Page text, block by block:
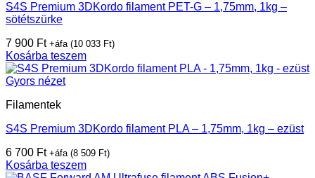
S4S Premium 3DKordo filament PET-G – 1,75mm, 1kg –
sötétszürke
7 900 Ft +áfa (10 033 Ft)
Kosárba teszem
Gyors nézet
Filamentek
S4S Premium 3DKordo filament PLA – 1,75mm, 1kg – ezüst
6 700 Ft +áfa (8 509 Ft)
Kosárba teszem